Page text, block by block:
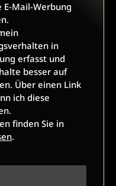
JETZT ANMELDEN
IMPRESSUM
Mail-Werbung
in
erfasst und
besser auf
Über einen Link
ich diese
finden Sie in
.